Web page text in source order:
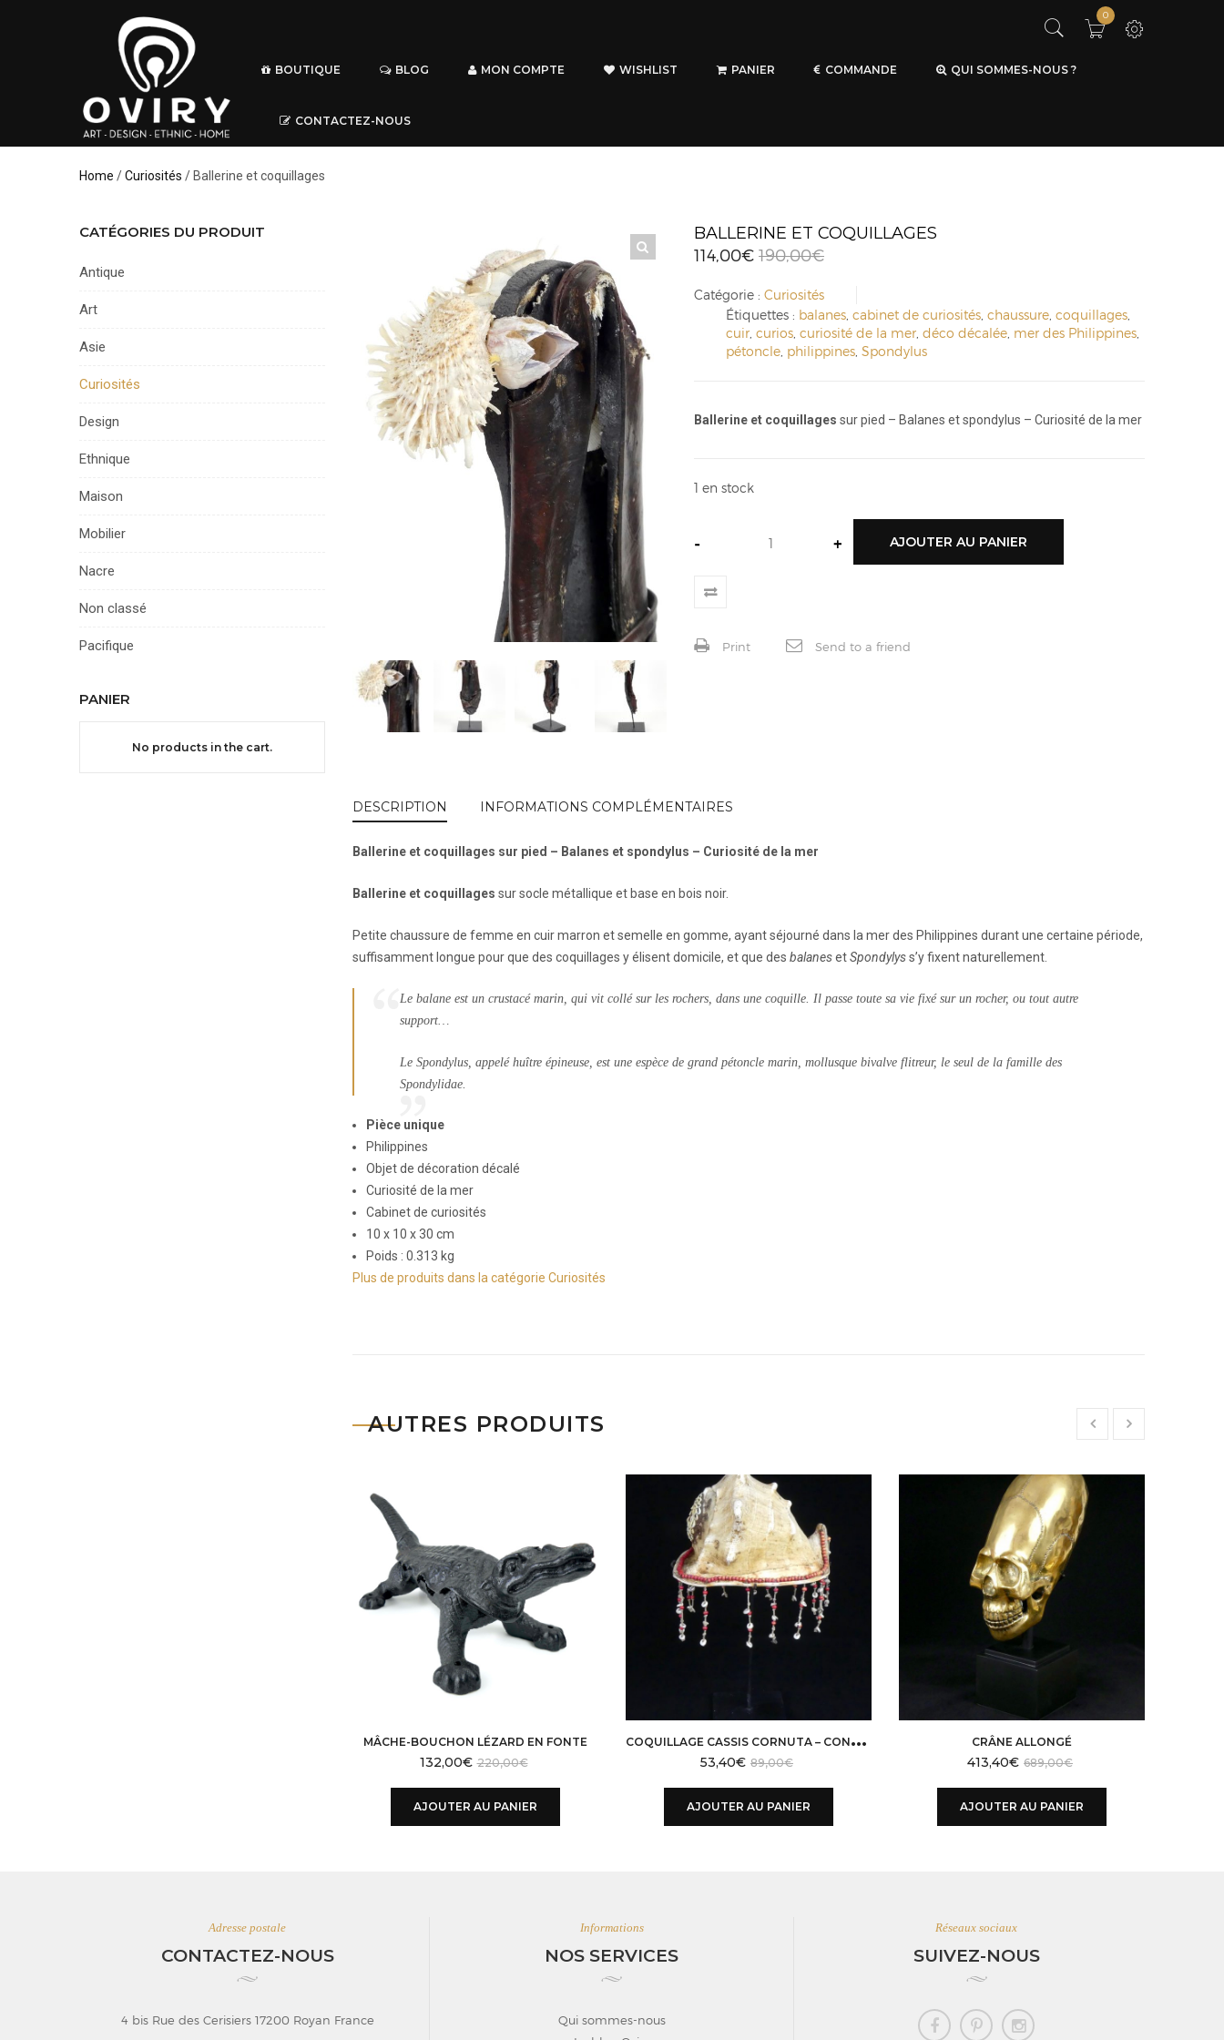
0
BOUTIQUE BLOG MON COMPTE WISHLIST PANIER COMMANDE QUI SOMMES-NOUS ?
CONTACTEZ-NOUS
Home /Curiosités / Ballerine et coquillages
BALLERINE ET COQUILLAGES
190,00€
114,00€
Catégorie : Curiosités
Étiquettes : balanes cabinet de curiosités chaussure coquillages
cuir curios curiosité de la mer déco décalée mer des Philippines
pétoncle philippines Spondylus
Ballerine et coquillages sur pied – Balanes et spondylus – Curiosité de la mer
1 en stock
- + AJOUTER AU PANIER
Print Send to a friend
DESCRIPTION INFORMATIONS COMPLÉMENTAIRES
Ballerine et coquillages sur pied – Balanes et spondylus – Curiosité de la mer
Ballerine et coquillages sur socle métallique et base en bois noir.
Petite chaussure de femme en cuir marron et semelle en gomme, ayant séjourné dans la mer des Philippines durant une certaine période,
suffisamment longue pour que des coquillages y élisent domicile, et que des balanesetSpondylyss’y fixent naturellement.
Le balane est un crustacé marin, qui vit collé sur les rochers, dans une coquille. Il passe toute sa vie fixé sur un rocher, ou tout autre
support…
Le Spondylus, appelé huître épineuse, est une espèce de grand pétoncle marin, mollusque bivalve flitreur, le seul de la famille des
Spondylidae.
Pièce unique
Philippines
Objet de décoration décalé
Curiosité de la mer
Cabinet de curiosités
10 x 10 x 30 cm
Poids : 0.313 kg
Plus de produits dans la catégorie Curiosités
AUTRES PRODUITS
MÂCHE-BOUCHON LÉZARD EN FONTE
220,00€
132,00€
AJOUTER AU PANIER
C
OQUILLAGE CASSIS CORNUTA – CONQUE
89,00€
53,40€
AJOUTER AU PANIER
CRÂNE ALLONGÉ
689,00€
413,40€
AJOUTER AU PANIER
CATÉGORIES DU PRODUIT
Antique
Art
Asie
Curiosités
Design
Ethnique
Maison
Mobilier
Nacre
Non classé
Pacifique
PANIER
No products in the cart.
Adresse postale
CONTACTEZ-NOUS
4 bis Rue des Cerisiers 17200 Royan France
Informations
NOS SERVICES
Qui sommes-nous
Réseaux sociaux
SUIVEZ-NOUS